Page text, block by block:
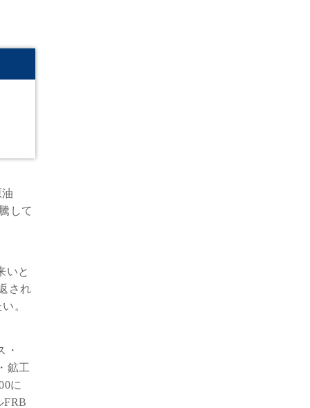
して
いと
され
。
・
鉱工
に
FRB